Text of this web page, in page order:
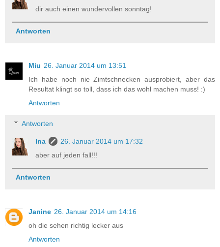
dir auch einen wundervollen sonntag!
Antworten
Miu 26. Januar 2014 um 13:51
Ich habe noch nie Zimtschnecken ausprobiert, aber das
Resultat klingt so toll, dass ich das wohl machen muss! :)
Antworten
Antworten
Ina
26. Januar 2014 um 17:32
aber auf jeden fall!!!
Antworten
Janine 26. Januar 2014 um 14:16
oh die sehen richtig lecker aus
Antworten